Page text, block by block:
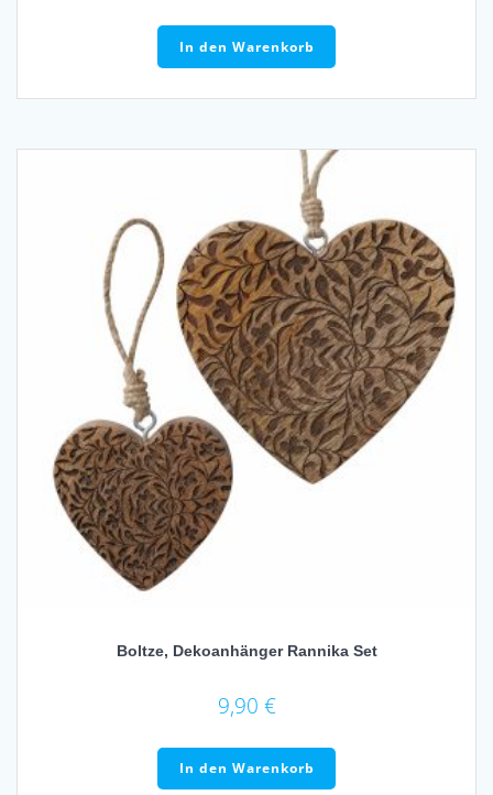
In den Warenkorb
Boltze, Dekoanhänger Rannika Set
9,90 €
In den Warenkorb